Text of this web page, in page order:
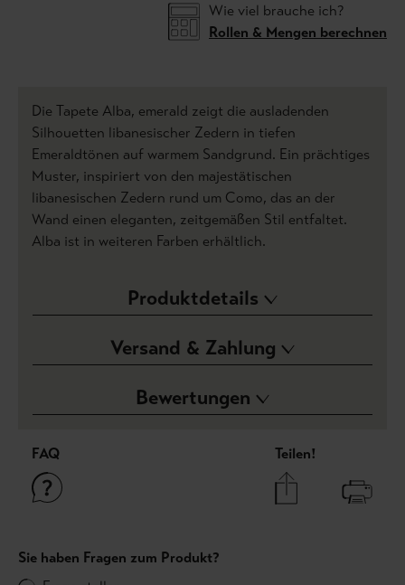
Wie viel brauche ich?
Rollen & Mengen berechnen
Die Tapete Alba, emerald zeigt die ausladenden
Silhouetten libanesischer Zedern in tiefen
Emeraldtönen auf warmem Sandgrund. Ein prächtiges
Muster, inspiriert von den majestätischen
libanesischen Zedern rund um Como, das an der
Wand einen eleganten, zeitgemäßen Stil entfaltet.
Alba ist in weiteren Farben erhältlich.
Produktdetails
Versand & Zahlung
Bewertungen
FAQ Teilen!
Sie haben Fragen zum Produkt?